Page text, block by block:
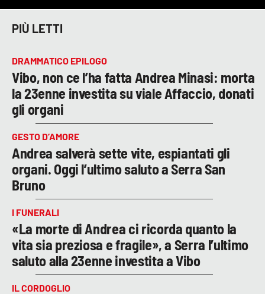
PIÙ LETTI
DRAMMATICO EPILOGO
Vibo, non ce l’ha fatta Andrea Minasi: morta
la 23enne investita su viale Affaccio, donati
gli organi
GESTO D’AMORE
Andrea salverà sette vite, espiantati gli
organi. Oggi l’ultimo saluto a Serra San
Bruno
I FUNERALI
«La morte di Andrea ci ricorda quanto la
vita sia preziosa e fragile», a Serra l’ultimo
saluto alla 23enne investita a Vibo
IL CORDOGLIO